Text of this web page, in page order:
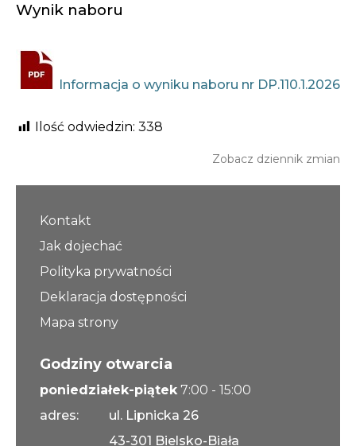
Wynik naboru
Informacja o wyniku naboru nr DP.110.1.2026
Ilość odwiedzin: 338
Zobacz dziennik zmian
Kontakt
Jak dojechać
Polityka prywatności
Deklaracja dostępności
Mapa strony
Godziny otwarcia
poniedziałek-piątek 7:00 - 15:00
adres:
ul. Lipnicka 26
43-301 Bielsko-Biała